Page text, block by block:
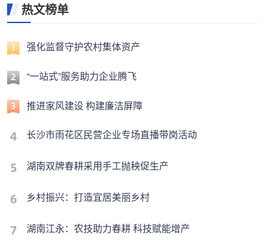
热文榜单
强化监督守护农村集体资产
“一站式”服务助力企业腾飞
推进家风建设 构建廉洁屏障
长沙市雨花区民营企业专场直播带岗活动
湖南双牌春耕采用手工抛秧促生产
乡村振兴：打造宜居美丽乡村
湖南江永：农技助力春耕 科技赋能增产